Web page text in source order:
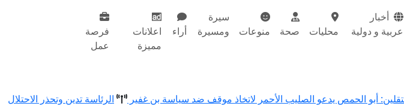
أخبار
عربية و دولية
محليات صحة منوعات
سيرة
ومسيرة
أراء
اعلانات
مميزة
فرصة
عمل
أبو الحمص يدعو الصليب الأحمر لاتخاذ موقف ضد سياسة بن غفير
الرئاسة تدين وتحذر الاحتلال